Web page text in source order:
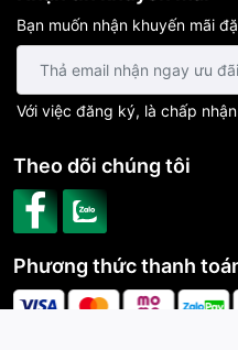
Bạn muốn nhận khuyến mãi
Với việc đăng ký, là chấp
Phương thức thanh
Theo dõi chúng tôi